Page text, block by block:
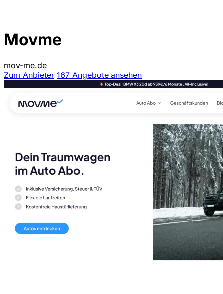
Movme
mov-me.de
Zum Anbieter 167 Angebote ansehen